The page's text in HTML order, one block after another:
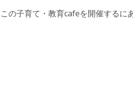
子育て・教育cafeを開催するにあ